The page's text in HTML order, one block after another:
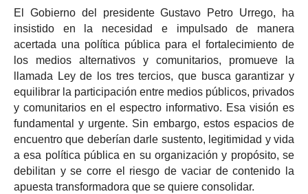
El Gobierno del presidente Gustavo Petro Urrego, ha
insistido en la necesidad e impulsado de manera
acertada una política pública para el fortalecimiento de
los medios alternativos y comunitarios, promueve la
llamada Ley de los tres tercios, que busca garantizar y
equilibrar la participación entre medios públicos, privados
y comunitarios en el espectro informativo. Esa visión es
fundamental y urgente. Sin embargo, estos espacios de
encuentro que deberían darle sustento, legitimidad y vida
a esa política pública en su organización y propósito, se
debilitan y se corre el riesgo de vaciar de contenido la
apuesta transformadora que se quiere consolidar.